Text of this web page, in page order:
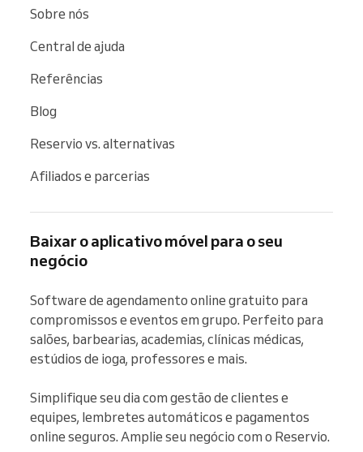
Sobre nós
Central de ajuda
Referências
Blog
Reservio vs. alternativas
Afiliados e parcerias
Baixar o aplicativo móvel para o seu
negócio
Software de agendamento online gratuito para
compromissos e eventos em grupo. Perfeito para
salões, barbearias, academias, clínicas médicas,
estúdios de ioga, professores e mais.
Simplifique seu dia com gestão de clientes e
equipes, lembretes automáticos e pagamentos
online seguros. Amplie seu negócio com o Reservio.